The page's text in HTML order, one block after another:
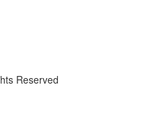
Reserved